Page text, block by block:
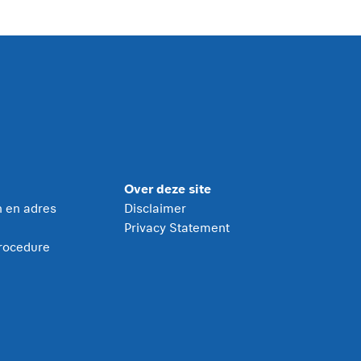
en adres
Over deze site
Disclaimer
Privacy Statement